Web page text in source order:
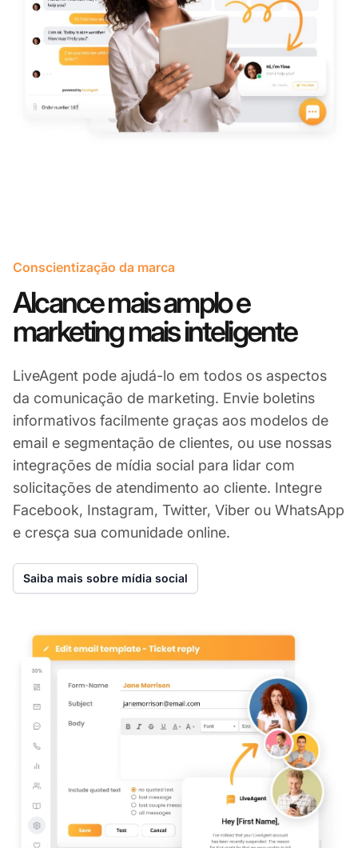
Conscientização da marca
Alcance mais amplo e
marketing mais inteligente
LiveAgent pode ajudá-lo em todos os aspectos
da comunicação de marketing. Envie boletins
informativos facilmente graças aos modelos de
email e segmentação de clientes, ou use nossas
integrações de mídia social para lidar com
solicitações de atendimento ao cliente. Integre
Facebook, Instagram, Twitter, Viber ou WhatsApp
e cresça sua comunidade online.
Saiba mais sobre mídia social